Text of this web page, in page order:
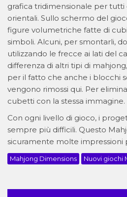
grafica tridimensionale per tutti
orientali. Sullo schermo del
figure volumetriche fatte di
simboli. Alcuni, per smontarli,
utilizzando le frecce ai lati del
differenza di altri tipi di
per il fatto che anche i blocchi
vengono rimossi qui. Per
cubetti con la stessa immagine.
Con ogni livello di gioco, i
sempre più difficili. Questo
sicuramente molte impressioni
Mahjong Dimensions Nuovi giochi